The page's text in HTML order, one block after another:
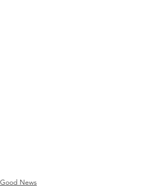
Good News